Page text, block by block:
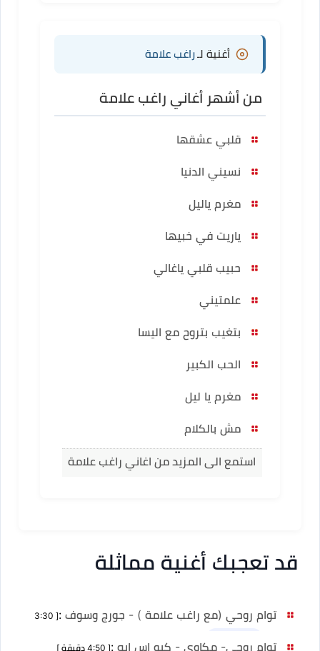
أغنية لـراغب علامة
من أشهر أغاني راغب علامة
قلبي عشقها
نسيني الدنيا
مغرم ياليل
ياريت في خبيها
حبيب قلبي ياغالي
علمتيني
بتغيب بتروح مع اليسا
الحب الكبير
مغرم يا ليل
مش بالكلام
استمع الى المزيد من اغاني راغب علامة
قد تعجبك أغنية مماثلة
توام روحي (مع راغب علامة ) - جورج وسوف :
[ 3:30
توام روحي- مكاوي - كيو اس ايه :[ 4:50 دقيقة ]